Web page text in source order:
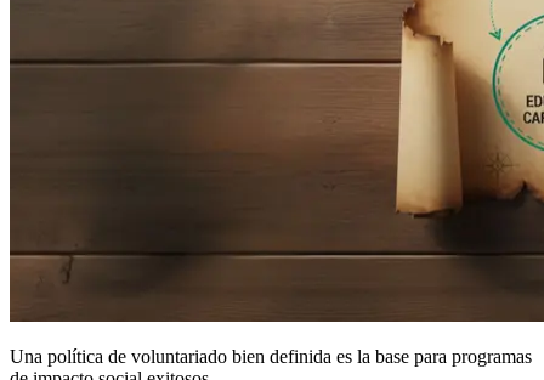
Una política de voluntariado bien definida es la base para programas